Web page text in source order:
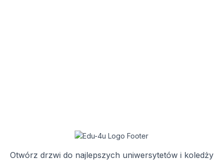
Otwórz drzwi do najlepszych uniwersytetów i koledży